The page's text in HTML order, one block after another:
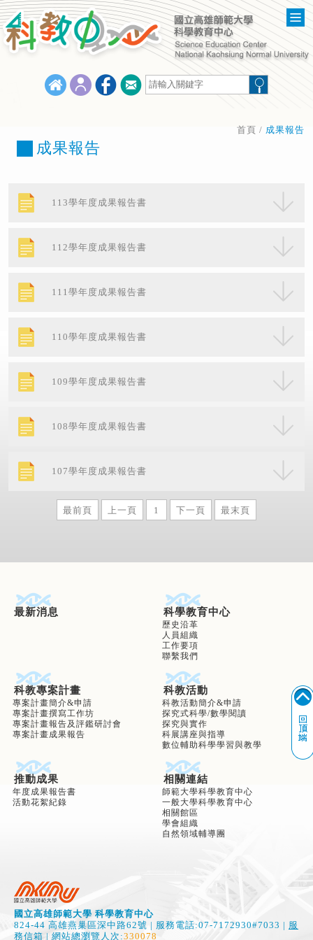
首頁 / 成果報告
成果報告
113學年度成果報告書
112學年度成果報告書
111學年度成果報告書
110學年度成果報告書
109學年度成果報告書
108學年度成果報告書
107學年度成果報告書
最前頁 上一頁 1 下一頁 最末頁
最新消息 科學教育中心
歷史沿革
人員組織
工作要項
聯繫我們
科教專案計畫
專案計畫簡介&申請
專案計畫撰寫工作坊
專案計畫報告及評鑑研討會
專案計畫成果報告
科教活動
科教活動簡介&申請
探究式科學/數學閱讀
探究與實作
科展講座與指導
數位輔助科學學習與教學
推動成果
年度成果報告書
活動花絮紀錄
相關連結
師範大學科學教育中心
一般大學科學教育中心
相關館區
學會組織
自然領域輔導團
國立高雄師範大學 科學教育中心
824-44 高雄燕巢區深中路62號 | 服務電話:07-7172930#7033 | 服
務信箱 | 網站總瀏覽人次:330078